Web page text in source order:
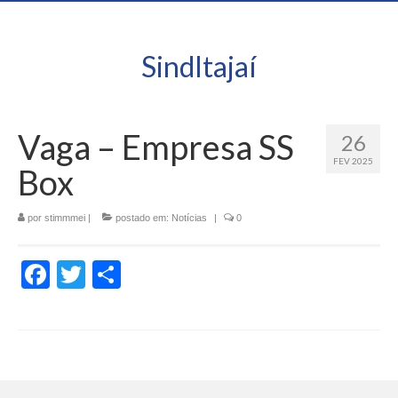
SindItajaí
26
FEV 2025
Vaga – Empresa SS
Box
por stimmmei | postado em: Notícias | 0
Facebook
Twitter